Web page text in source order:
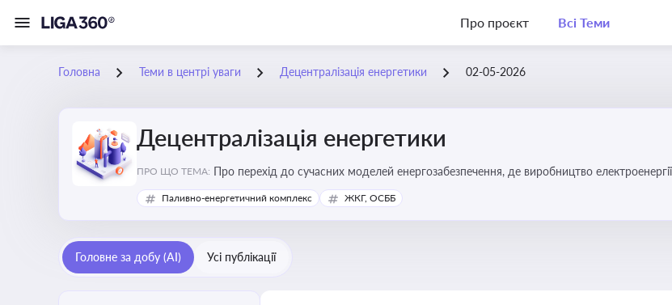
Про проєкт Всі Теми
Головна Теми в центрі уваги Децентралізація енергетики 02-05-2026
Децентралізація енергетики
ПРО ЩО ТЕМА: Про перехід до сучасних моделей енергозабезпечення, де виробництво
підвищення енергонезалежності громад, зменшення втрат при транспортуванні
Паливно-енергетичний комплекс ЖКГ, ОСББ
Головне за добу (AI) Усі публікації